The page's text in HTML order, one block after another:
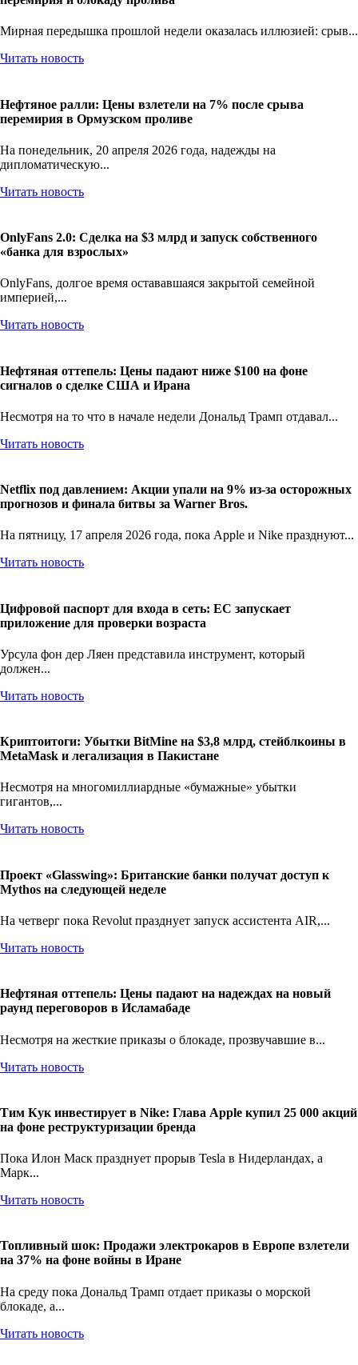
Мирная передышка прошлой недели оказалась иллюзией: срыв...
Читать новость
Нефтяное ралли: Цены взлетели на 7% после срыва
перемирия в Ормузском проливе
На понедельник, 20 апреля 2026 года, надежды на
дипломатическую...
Читать новость
OnlyFans 2.0: Сделка на $3 млрд и запуск собственного
«банка для взрослых»
OnlyFans, долгое время остававшаяся закрытой семейной
империей,...
Читать новость
Нефтяная оттепель: Цены падают ниже $100 на фоне
сигналов о сделке США и Ирана
Несмотря на то что в начале недели Дональд Трамп отдавал...
Читать новость
Netflix под давлением: Акции упали на 9% из-за осторожных
прогнозов и финала битвы за Warner Bros.
На пятницу, 17 апреля 2026 года, пока Apple и Nike празднуют...
Читать новость
Цифровой паспорт для входа в сеть: ЕС запускает
приложение для проверки возраста
Урсула фон дер Ляен представила инструмент, который
должен...
Читать новость
Криптоитоги: Убытки BitMine на $3,8 млрд, стейблкоины в
MetaMask и легализация в Пакистане
Несмотря на многомиллиардные «бумажные» убытки
гигантов,...
Читать новость
Проект «Glasswing»: Британские банки получат доступ к
Mythos на следующей неделе
На четверг пока Revolut празднует запуск ассистента AIR,...
Читать новость
Нефтяная оттепель: Цены падают на надеждах на новый
раунд переговоров в Исламабаде
Несмотря на жесткие приказы о блокаде, прозвучавшие в...
Читать новость
Тим Кук инвестирует в Nike: Глава Apple купил 25 000 акций
на фоне реструктуризации бренда
Пока Илон Маск празднует прорыв Tesla в Нидерландах, а
Марк...
Читать новость
Топливный шок: Продажи электрокаров в Европе взлетели
на 37% на фоне войны в Иране
На среду пока Дональд Трамп отдает приказы о морской
блокаде, а...
Читать новость